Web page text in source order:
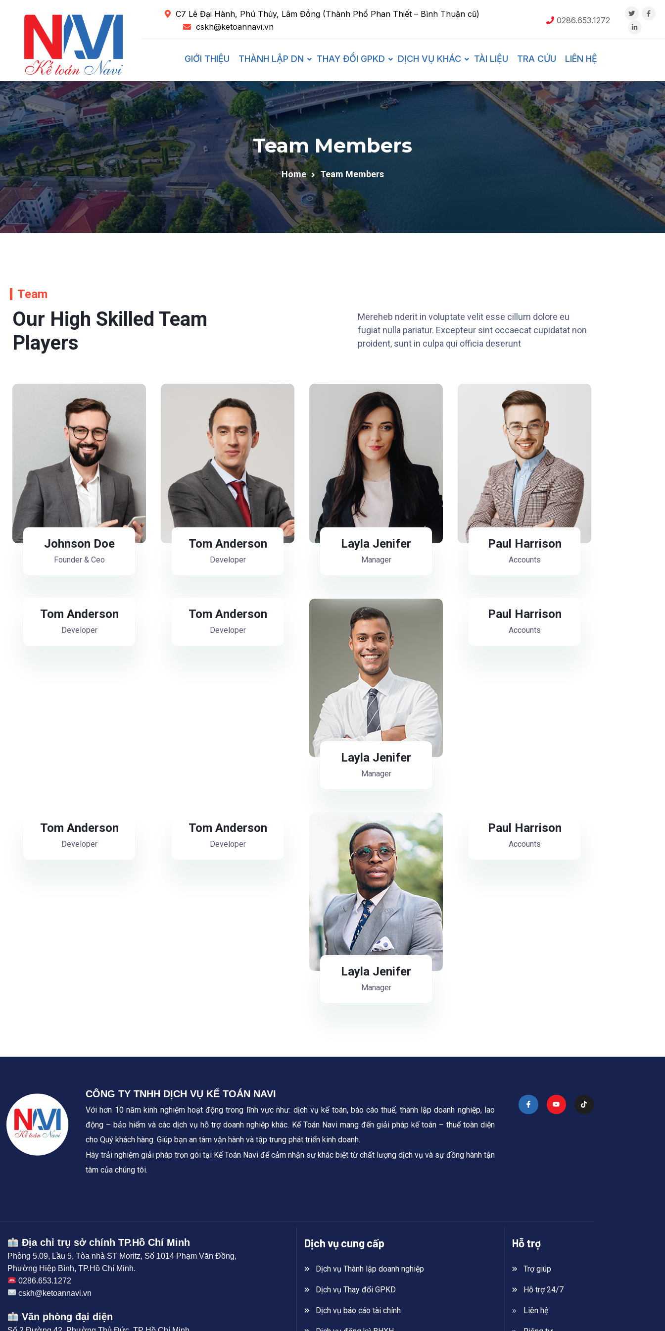
C7 Lê Đại Hành, Phú Thủy, Lâm Đồng (Thành Phố Phan Thiết – Bình Thuận cũ)
cskh@ketoannavi.vn
0286.653.1272
GIỚI THIỆU THÀNH LẬP DN THAY ĐỔI GPKD DỊCH VỤ KHÁC TÀI LIỆU TRA CỨU LIÊN HỆ
Team Members
Home Team Members
Team
Our High Skilled Team
Players
Mereheb nderit in voluptate velit esse cillum dolore eu
fugiat nulla pariatur. Excepteur sint occaecat cupidatat non
proident, sunt in culpa qui officia deserunt
Johnson Doe
Founder & Ceo
Tom Anderson
Developer
Layla Jenifer
Manager
Paul Harrison
Accounts
Tom Anderson
Developer
Tom Anderson
Developer
Layla Jenifer
Manager
Paul Harrison
Accounts
Tom Anderson
Developer
Tom Anderson
Developer
Layla Jenifer
Manager
Paul Harrison
Accounts
CÔNG TY TNHH DỊCH VỤ KẾ TOÁN NAVI
Với hơn 10 năm kinh nghiệm hoạt động trong lĩnh vực như: dịch vụ kế toán, báo cáo thuế, thành lập doanh nghiệp, lao
động – bảo hiểm và các dịch vụ hỗ trợ doanh nghiệp khác. Kế Toán Navi mang đến giải pháp kế toán – thuế toàn diện
cho Quý khách hàng. Giúp bạn an tâm vận hành và tập trung phát triển kinh doanh.
Hãy trải nghiệm giải pháp trọn gói tại Kế Toán Navi để cảm nhận sự khác biệt từ chất lượng dịch vụ và sự đồng hành tận
tâm của chúng tôi.
Địa chỉ trụ sở chính TP.Hồ Chí Minh
Phòng 5.09, Lầu 5, Tòa nhà ST Moritz, Số 1014 Phạm Văn Đồng,
Phường Hiệp Bình, TP.Hồ Chí Minh.
0286.653.1272
cskh@ketoannavi.vn
Văn phòng đại diện
Dịch vụ cung cấp
Dịch vụ Thành lập doanh nghiệp
Dịch vụ Thay đổi GPKD
Dịch vụ báo cáo tài chính
Hỗ trợ
Trợ giúp
Hỗ trợ 24/7
Liên hệ